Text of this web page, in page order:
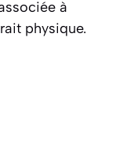
à
physique.